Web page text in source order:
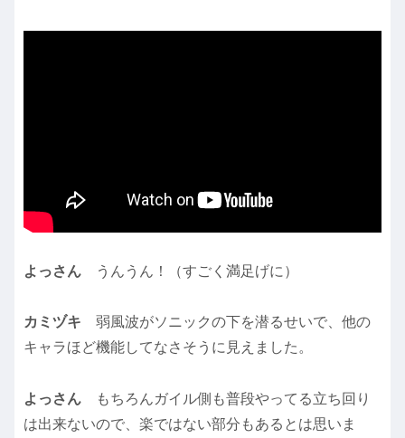
よっさん うんうん！（すごく満足げに）
カミヅキ 弱風波がソニックの下を潜るせいで、他の
キャラほど機能してなさそうに見えました。
よっさん もちろんガイル側も普段やってる立ち回り
は出来ないので、楽ではない部分もあるとは思いま